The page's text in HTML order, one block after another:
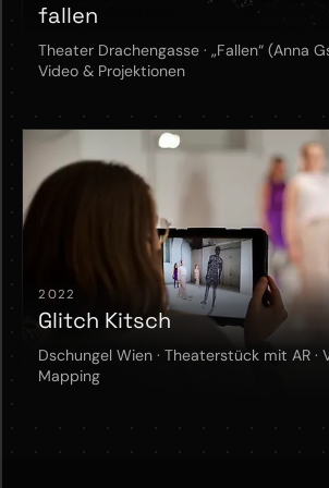
fallen
Theater Drachengasse · „Fallen“ (Anna
Video & Projektionen
2022
Glitch Kitsch
Dschungel Wien · Theaterstück mit AR ·
Mapping